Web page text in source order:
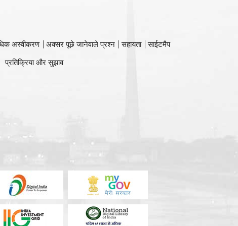
अस्वीकरण अक्सर पूछे जानेवाले प्रश्न सहायता
साईटमैप
प्रतिक्रिया और सुझाव